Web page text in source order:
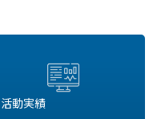
活動実績